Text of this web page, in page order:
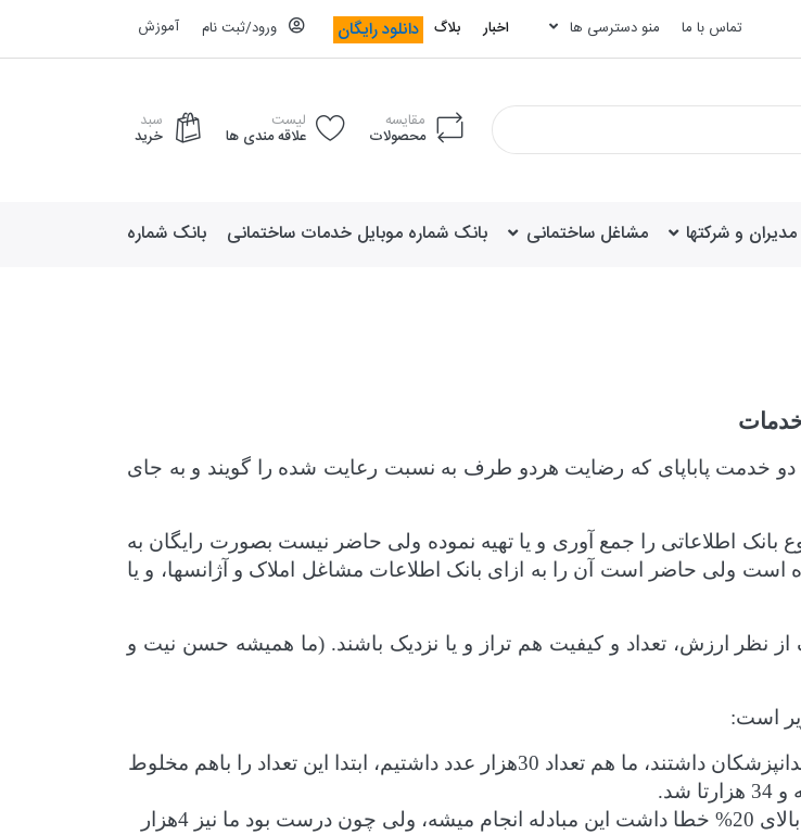
تماس با ما منو دسترسی ها اخبار بلاگ دانلود رایگان ورود/ثبت نام آموزش
مقایسه
محصولات
لیست
علاقه مندی ها
سبد
خرید
مدیران و شرکتها مشاغل ساختمانی بانک شماره موبایل خدمات ساختمانی بانک شماره موبایل لوازم
خدمات
یا دو خدمت پاباپای که رضایت هردو طرف به نسبت رعایت شده را گویند و به جای
بانک اطلاعاتی را جمع آوری و یا تهیه نموده ولی حاضر نیست بصورت رایگان به
ولی حاضر است آن را به ازای بانک اطلاعات مشاغل املاک و آژانسها، و یا
نظر ارزش، تعداد و کیفیت هم تراز و یا نزدیک باشند. (ما همیشه حسن نیت و
است:
یک مجموعه تجهیزات پزشکی تعداد 10هزار عدد شماره موبایل دندانپزشکان داشتند، ما هم تعداد 30هزار عدد داشتیم، ابتدا این تعداد را باهم مخلوط
به تعداد 20 عدد از شماره ها بصورت رندوم تماس گرفته شد اگر بالای 20% خطا داشت این مبادله انجام میشه، ولی چون درست بود ما نیز 4هزار